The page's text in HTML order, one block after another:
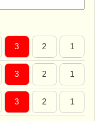
3 2 1
3 2 1
3 2 1